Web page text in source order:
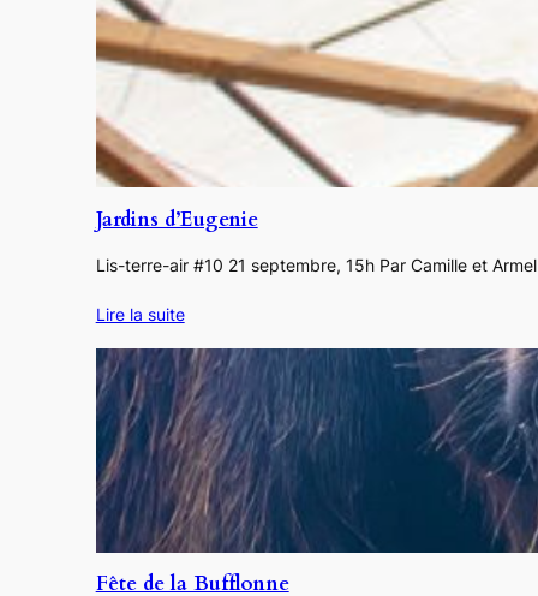
Jardins d’Eugenie
Lis-terre-air #10 21 septembre, 15h Par Camille et
Lire la suite
Fête de la Bufflonne